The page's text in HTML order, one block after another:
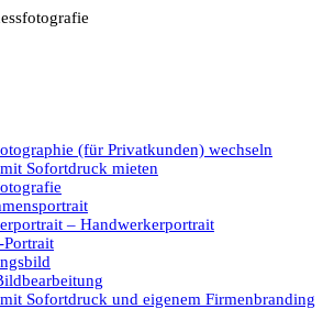
(für Privatkunden) wechseln
Sofortdruck mieten
– Handwerkerportrait
Portrait
Sofortdruck und eigenem Firmenbranding